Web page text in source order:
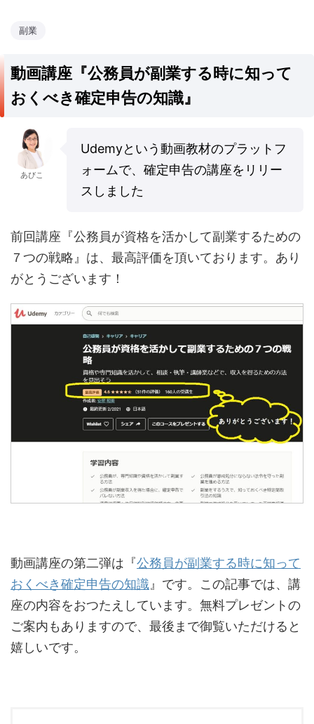
副業
動画講座『公務員が副業する時に知って
おくべき確定申告の知識』
あびこ
Udemyという動画教材のプラットフ
ォームで、確定申告の講座をリリー
スしました
前回講座『公務員が資格を活かして副業するための
７つの戦略』は、最高評価を頂いております。あり
がとうございます！
動画講座の第二弾は『公務員が副業する時に知って
おくべき確定申告の知識 』です。この記事では、講
座の内容をおつたえしています。無料プレゼントの
ご案内もありますので、最後まで御覧いただけると
嬉しいです。